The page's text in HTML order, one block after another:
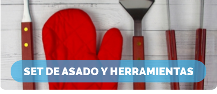
SET DE ASADO Y HERRAMIENTAS